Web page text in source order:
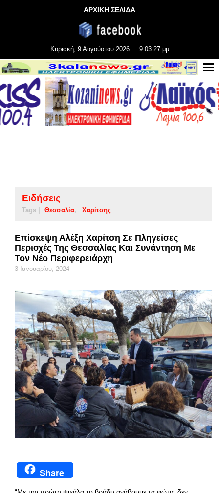
ΑΡΧΙΚΗ ΣΕΛΙΔΑ
Κυριακή, 9 Αυγούστου 2026 9:03:28 μμ
Ειδήσεις
Tags | Θεσσαλία Χαρίτσης
Επίσκεψη Αλέξη Χαρίτση Σε Πληγείσες
Περιοχές Της Θεσσαλίας Και Συνάντηση Με
Τον Νέο Περιφερειάρχη
3 Ιανουαρίου, 2024
Share